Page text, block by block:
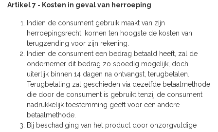
Artikel 7 - Kosten in geval van herroeping
Indien de consument gebruik maakt van zijn
herroepingsrecht, komen ten hoogste de kosten van
terugzending voor zijn rekening.
Indien de consument een bedrag betaald heeft, zal de
ondernemer dit bedrag zo spoedig mogelijk, doch
uiterlijk binnen 14 dagen na ontvangst, terugbetalen.
Terugbetaling zal geschieden via dezelfde betaalmethode
die door de consument is gebruikt tenzij de consument
nadrukkelijk toestemming geeft voor een andere
betaalmethode.
Bij beschadiging van het product door onzorgvuldige